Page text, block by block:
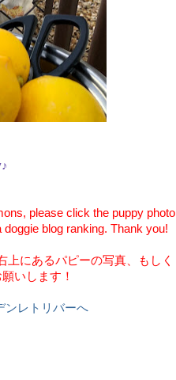
please click the puppy photo
blog ranking. Thank you!
上にあるパピーの写真、もしく
いします！